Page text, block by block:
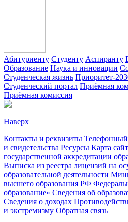
Абитуриенту Студенту Аспиранту
Образование Наука и инновации
Студенческая жизнь Приоритет-
Студенческий портал Приёмная
Приёмная комиссия
Наверх
Контакты и реквизиты
и свидетельства Ресурсы Карта
государственной аккредитации
Выписка из реестра лицензий на
образовательной деятельности
высшего образования РФ
образование» Сведения об
Сведения о доходах
и экстремизму Обратная связь